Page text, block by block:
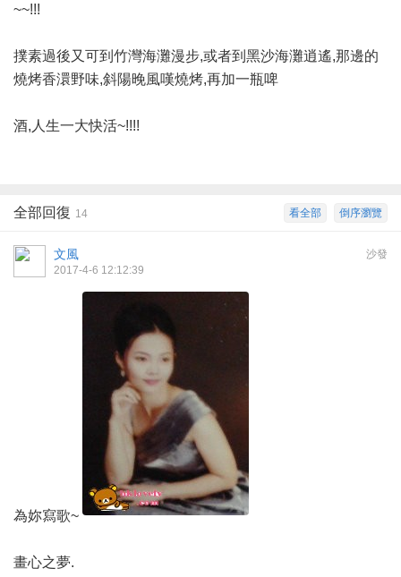
~~!!!
撲素過後又可到竹灣海灘漫步,或者到黑沙海灘逍遙,那邊的
燒烤香澴野味,斜陽晚風嘆燒烤,再加一瓶啤
酒,人生一大快活~!!!!
倒序瀏覽
看全部
全部回復 14
沙發
文風
2017-4-6 12:12:39
為妳寫歌~
畫心之夢.